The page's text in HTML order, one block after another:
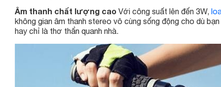
Âm thanh chất lượng cao Với công suất lên đến 3W,
không gian âm thanh stereo vô cùng sống động cho dù
hay chỉ là thơ thẩn quanh nhà.